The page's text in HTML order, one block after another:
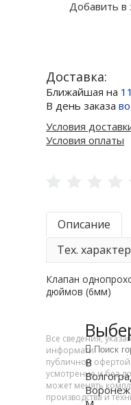
Добавить в
Доставка:
Ближайшая на
В день заказа
Условия
Условия оплаты
Описание
Тех.
Клапан
дюймов (6мм)
Все сведения,
информативный
публичной
усмотрение и без
может менять
производства и
В
Воронеж